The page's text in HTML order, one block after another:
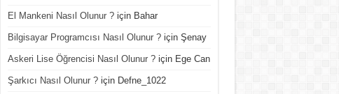
El Mankeni Nasıl Olunur ?için Bahar
Bilgisayar Programcısı Nasıl Olunur ?için Şenay
Askeri Lise Öğrencisi Nasıl Olunur ?için Ege Can
Şarkıcı Nasıl Olunur ?için Defne_1022